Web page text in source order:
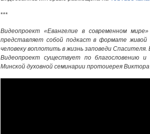
***
Видеопроект «Евангелие в современном
представляет собой подкаст в формате
человеку воплотить в жизнь заповеди
Видеопроект существует по благословению
Минской духовной семинарии протоиерея Виктора